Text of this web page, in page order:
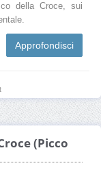
della Croce, sui
Approfondisci
(Picco